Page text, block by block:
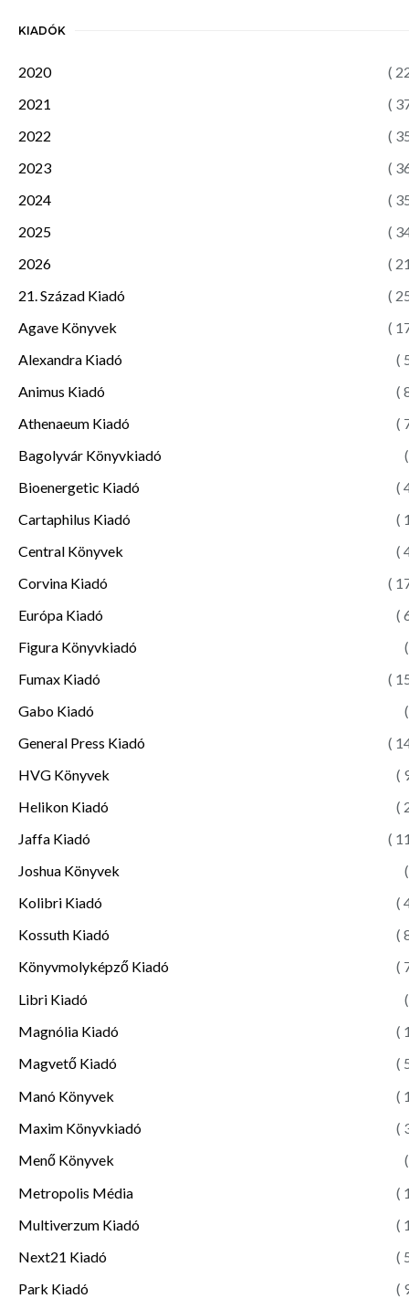
KIADÓK
2020
(
2021
(
2022
(
2023
(
2024
(
2025
(
2026
(
21. Század Kiadó
(
Agave Könyvek
(
Alexandra Kiadó
(
Animus Kiadó
(
Athenaeum Kiadó
(
Bagolyvár Könyvkiadó
Bioenergetic Kiadó
(
Cartaphilus Kiadó
(
Central Könyvek
(
Corvina Kiadó
(
Európa Kiadó
(
Figura Könyvkiadó
Fumax Kiadó
(
Gabo Kiadó
General Press Kiadó
(
HVG Könyvek
(
Helikon Kiadó
(
Jaffa Kiadó
(
Joshua Könyvek
Kolibri Kiadó
(
Kossuth Kiadó
(
Könyvmolyképző Kiadó
(
Libri Kiadó
Magnólia Kiadó
(
Magvető Kiadó
(
Manó Könyvek
(
Maxim Könyvkiadó
(
Menő Könyvek
Metropolis Média
(
Multiverzum Kiadó
(
Next21 Kiadó
(
Park Kiadó
(